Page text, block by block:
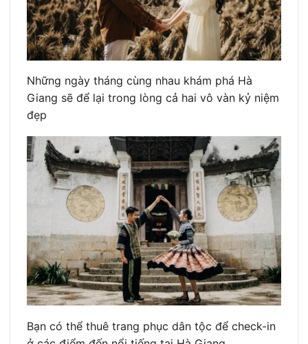
Những ngày tháng cùng nhau khám phá Hà
Giang sẽ để lại trong lòng cả hai vô vàn kỷ niệm
đẹp
Bạn có thể thuê trang phục dân tộc để check-in